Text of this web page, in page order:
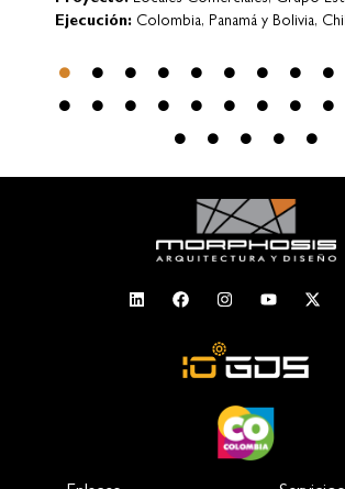
Ejecución: Bogotá (COLOMBIA)